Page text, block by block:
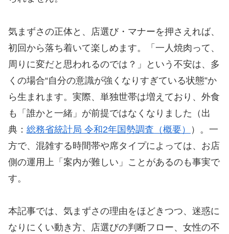
気まずさの正体と、店選び・マナーを押さえれば、
初回から落ち着いて楽しめます。「一人焼肉って、
周りに変だと思われるのでは？」という不安は、多
くの場合“自分の意識が強くなりすぎている状態”か
ら生まれます。実際、単独世帯は増えており、外食
も「誰かと一緒」が前提ではなくなりました（出
典： 総務省統計局 令和2年国勢調査（概要）
）。一
方で、混雑する時間帯や席タイプによっては、お店
側の運用上「案内が難しい」ことがあるのも事実で
す。
本記事では、気まずさの理由をほどきつつ、迷惑に
なりにくい動き方、店選びの判断フロー、女性の不